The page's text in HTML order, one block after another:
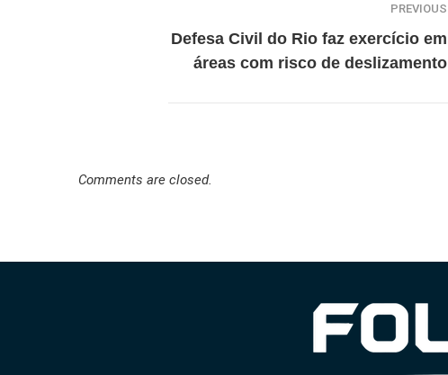
PREVIOUS
Defesa Civil do Rio faz exercício em
áreas com risco de deslizamento
Comments are closed.